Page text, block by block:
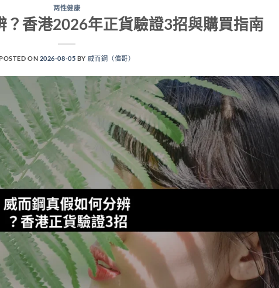
两性健康
？香港2026年正貨驗證3招與購買指南
ON 2026-08-05 BY 威而鋼（偉哥）